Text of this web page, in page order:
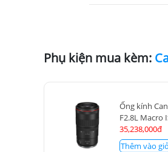
Phụ kiện mua kèm:
Ống kính
F2.8L Macro
35,238,000đ
Thêm vào